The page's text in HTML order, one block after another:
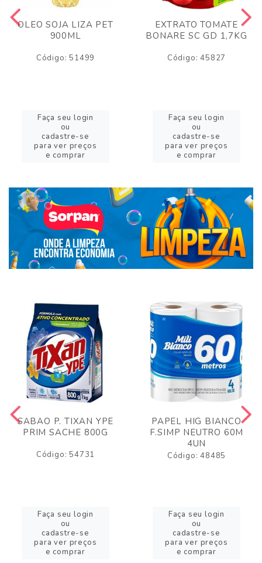
OLEO SOJA LIZA PET
900ML
Código: 51499
Faça seu login
ou
cadastre-se
para ver preços
e comprar
EXTRATO TOMATE
BONARE SC GD 1,7KG
Código: 45827
Faça seu login
ou
cadastre-se
para ver preços
e comprar
SABAO P. TIXAN YPE
PRIM SACHE 800G
Código: 54731
Faça seu login
ou
cadastre-se
para ver preços
e comprar
PAPEL HIG BIANCO
F.SIMP NEUTRO 60M
4UN
Código: 48485
Faça seu login
ou
cadastre-se
para ver preços
e comprar